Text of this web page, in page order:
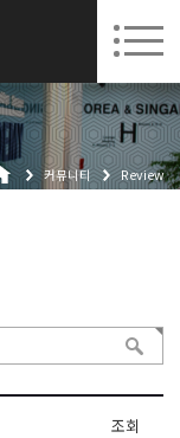
08. 12.(수)
고객센터
커뮤니티 Review
조회